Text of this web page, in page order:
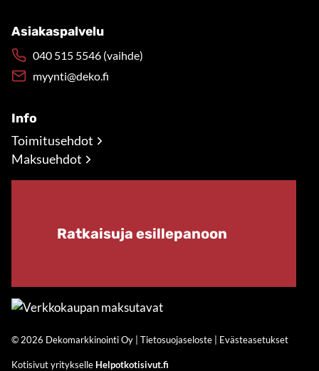
Asiakaspalvelu
040 515 5546 (vaihde)
myynti@deko.fi
Info
Toimitusehdot
Maksuehdot
Ratkaisuja esillepanoon
© 2026 Dekomarkkinointi Oy | Tietosuojaseloste Evästeasetukset
Kotisivut yritykselle Helpotkotisivut.fi